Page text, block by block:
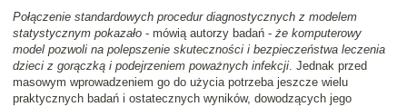
Połączenie standardowych procedur diagnostycznych z modelem
statystycznym pokazało - mówią autorzy badań - że komputerowy
model pozwoli na polepszenie skuteczności i bezpieczeństwa leczenia
dzieci z gorączką i podejrzeniem poważnych infekcji. Jednak przed
masowym wprowadzeniem go do użycia potrzeba jeszcze wielu
praktycznych badań i ostatecznych wyników, dowodzących jego